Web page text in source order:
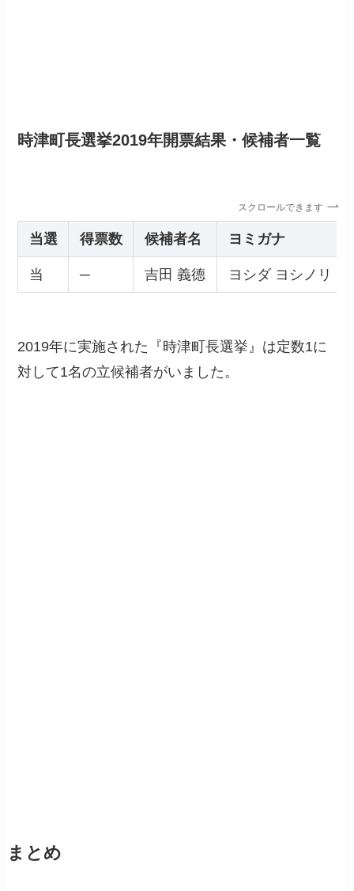
時津町長選挙2019年開票結果・候補者一覧
スクロールできます
当選 得票数 候補者名 ヨミガナ
当 ─ 吉田 義德 ヨシダ ヨシノリ
2019年に実施された『時津町長選挙』は定数1に
対して1名の立候補者がいました。
まとめ